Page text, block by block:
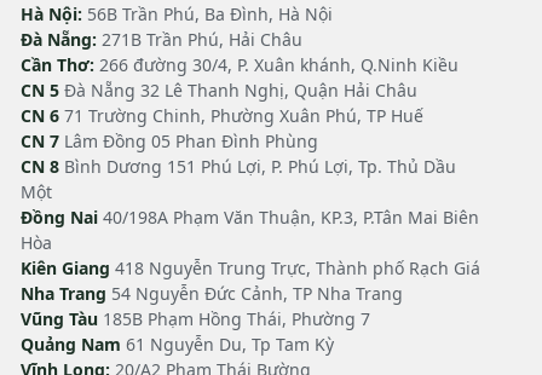
Hà Nội: 56B Trần Phú, Ba Đình, Hà Nội
Đà Nẵng: 271B Trần Phú, Hải Châu
Cần Thơ: 266 đường 30/4, P. Xuân khánh, Q.Ninh Kiều
CN 5 Đà Nẵng 32 Lê Thanh Nghị, Quận Hải Châu
CN 6 71 Trường Chinh, Phường Xuân Phú, TP Huế
CN 7 Lâm Đồng 05 Phan Đình Phùng
CN 8 Bình Dương 151 Phú Lợi, P. Phú Lợi, Tp. Thủ Dầu
Một
Đồng Nai 40/198A Phạm Văn Thuận, KP.3, P.Tân Mai Biên
Hòa
Kiên Giang 418 Nguyễn Trung Trực, Thành phố Rạch Giá
Nha Trang 54 Nguyễn Đức Cảnh, TP Nha Trang
Vũng Tàu 185B Phạm Hồng Thái, Phường 7
Quảng Nam 61 Nguyễn Du, Tp Tam Kỳ
Vĩnh Long: 20/A2 Phạm Thái Bường